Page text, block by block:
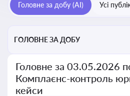
Головне за добу (AI) Усі
ГОЛОВНЕ ЗА ДОБУ
Головне за 03.05.2026
Комплаєнс-контроль
кейси